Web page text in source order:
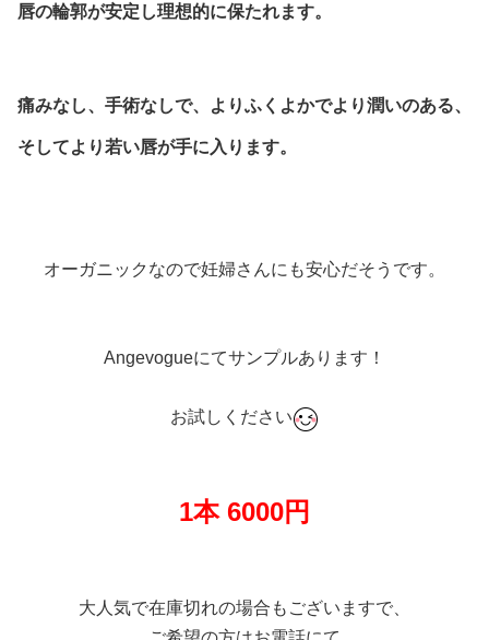
唇の輪郭が安定し理想的に保たれます。
痛みなし、手術なしで、よりふくよかでより潤いのある、
そしてより若い唇が手に入ります。
オーガニックなので妊婦さんにも安心だそうです。
Angevogueにてサンプルあります！
お試しください
1本 6000円
大人気で在庫切れの場合もございますで、